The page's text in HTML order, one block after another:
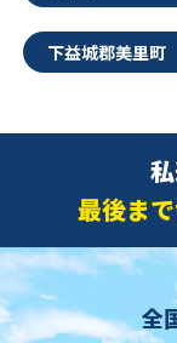
下益城郡美里町
最後ま
全